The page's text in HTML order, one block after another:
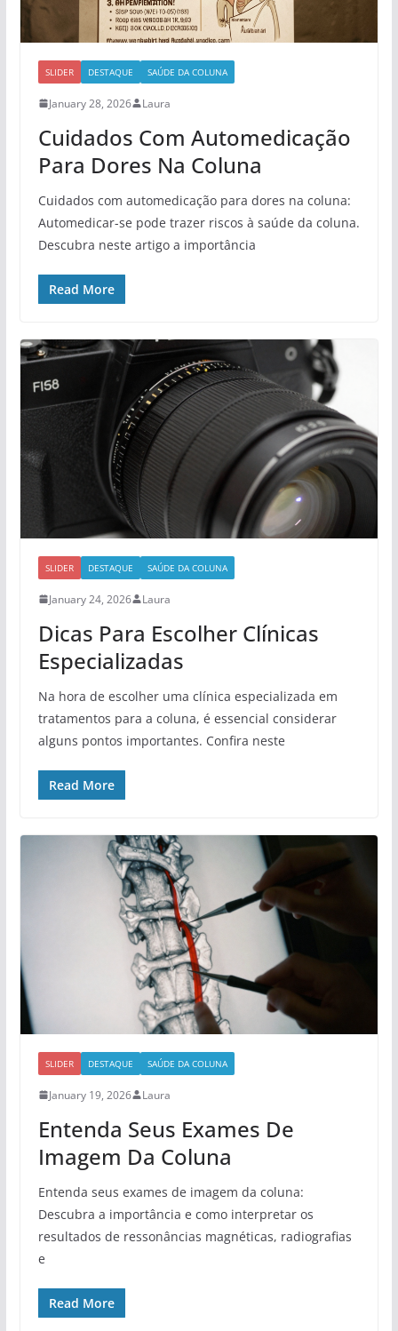
SLIDER DESTAQUE SAÚDE DA COLUNA
January 28, 2026 Laura
Cuidados Com Automedicação
Para Dores Na Coluna
Cuidados com automedicação para dores na coluna:
Automedicar-se pode trazer riscos à saúde da coluna.
Descubra neste artigo a importância
Read More
SLIDER DESTAQUE SAÚDE DA COLUNA
January 24, 2026 Laura
Dicas Para Escolher Clínicas
Especializadas
Na hora de escolher uma clínica especializada em
tratamentos para a coluna, é essencial considerar
alguns pontos importantes. Confira neste
Read More
SLIDER DESTAQUE SAÚDE DA COLUNA
January 19, 2026 Laura
Entenda Seus Exames De
Imagem Da Coluna
Entenda seus exames de imagem da coluna:
Descubra a importância e como interpretar os
resultados de ressonâncias magnéticas, radiografias
e
Read More